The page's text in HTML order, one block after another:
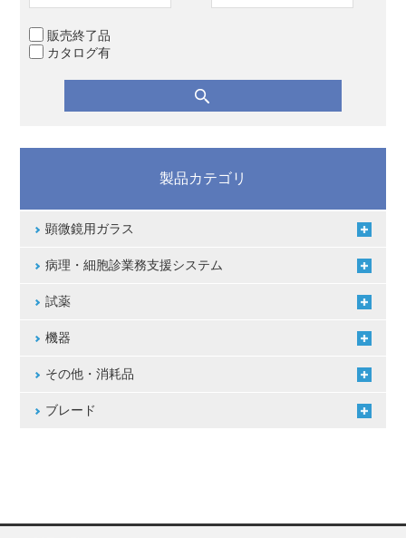
販売終了品
カタログ有
製品カテゴリ
顕微鏡用ガラス
病理・細胞診業務支援システム
試薬
機器
その他・消耗品
ブレード